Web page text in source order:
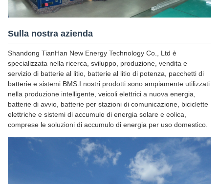
Sulla nostra azienda
Shandong TianHan New Energy Technology Co., Ltd è
specializzata nella ricerca, sviluppo, produzione, vendita e
servizio di batterie al litio, batterie al litio di potenza, pacchetti di
batterie e sistemi BMS.I nostri prodotti sono ampiamente utilizzati
nella produzione intelligente, veicoli elettrici a nuova energia,
batterie di avvio, batterie per stazioni di comunicazione, biciclette
elettriche e sistemi di accumulo di energia solare e eolica,
comprese le soluzioni di accumulo di energia per uso domestico.